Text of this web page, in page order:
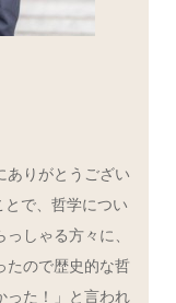
ありがとうござい
とで、哲学につい
しゃる方々に、
たので歴史的な哲
った！」と言われ